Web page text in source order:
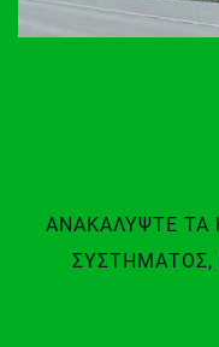
ΑΝΑΚΑΛΎΨΤΕ ΤΑ
ΣΥΣΤΉΜΑΤΟΣ,